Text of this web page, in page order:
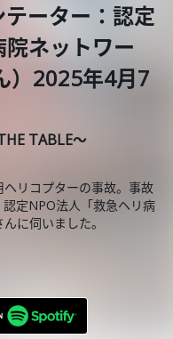
ーター：認定
ネットワー
）2025年4月7
TABLE～
リコプターの事故。事故
定NPO法人「救急ヘリ病
に伺いました。